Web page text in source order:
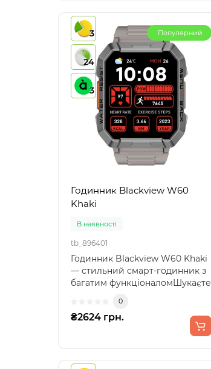
3
24
3
Популярний
Годинник Blackview W60
Khaki
В наявності
tb_896401
Годинник Blackview W60 Khaki
— стильний смарт-годинник з
багатим функціоналомШукаєте
0
₴2624 грн.